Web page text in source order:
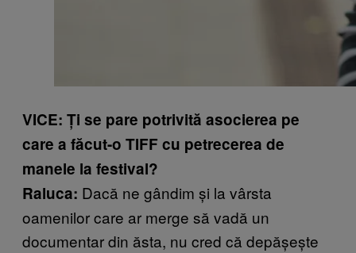
VICE: Ți se pare potrivită asocierea pe
care a făcut-o TIFF cu petrecerea de
manele la festival?
Raluca: Dacă ne gândim și la vârsta
oamenilor care ar merge să vadă un
documentar din ăsta, nu cred că depășește